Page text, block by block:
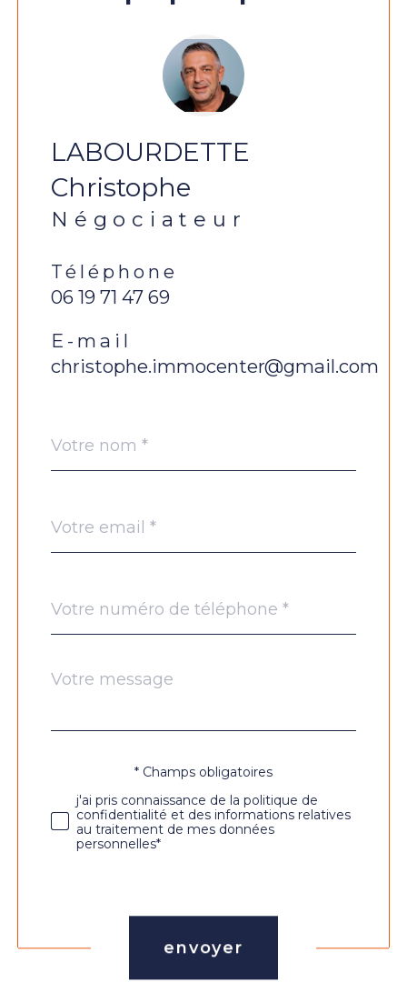
LABOURDETTE
Christophe
Négociateur
Téléphone
06 19 71 47 69
E-mail
christophe.immocenter@gmail.com
par
*
*
*
Fieldset
défaut
Message
*
Validation* Champs obligatoires
j'ai pris connaissance de la politique de
confidentialité et des informations relatives
au traitement de mes données
personnelles*
envoyer